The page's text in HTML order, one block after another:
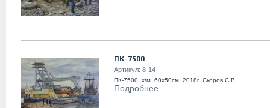
ПК-7500
Артикул: 8-14
ПК-7500. х/м. 60х50см. 2018г. Скоров С.В.
Подробнее